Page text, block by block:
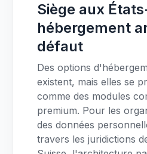
Siège aux
hébergement
défaut
Des options
existent, mais elles se
comme des modules
premium. Pour les
des données
travers les juridictions